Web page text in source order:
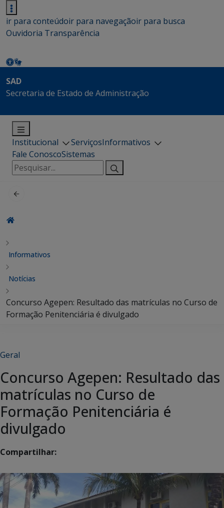
ir para conteúdoir para navegaçãoir para busca
Ouvidoria Transparência
SAD
Secretaria de Estado de Administração
Institucional ServiçosInformativos
Fale ConoscoSistemas
Pesquisar
por:
Informativos
Notícias
Concurso Agepen: Resultado das matrículas no Curso de
Formação Penitenciária é divulgado
Geral
Concurso Agepen: Resultado das
matrículas no Curso de
Formação Penitenciária é
divulgado
Compartilhar: